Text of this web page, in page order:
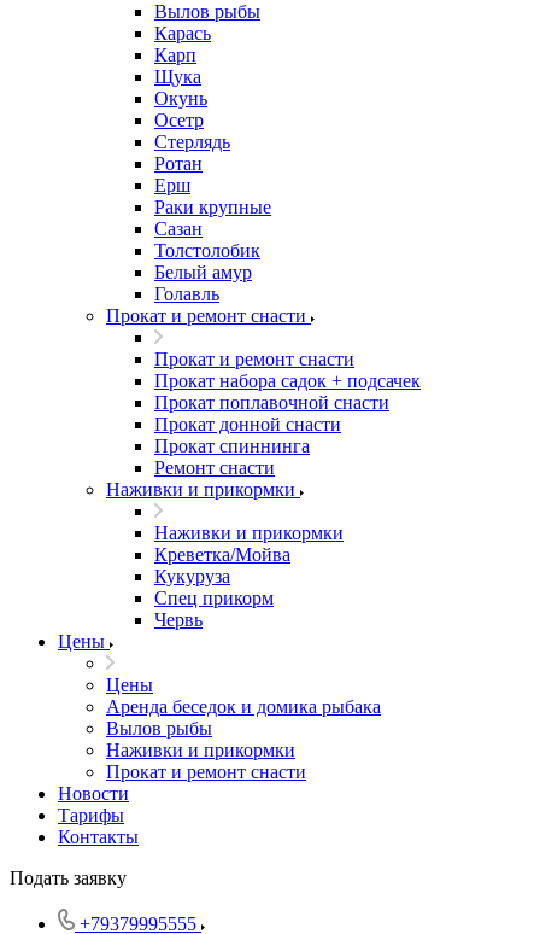
Вылов рыбы
Карась
Карп
Щука
Окунь
Осетр
Стерлядь
Ротан
Ерш
Раки крупные
Сазан
Толстолобик
Белый амур
Голавль
Прокат и ремонт снасти
Прокат и ремонт снасти
Прокат набора садок + подсачек
Прокат поплавочной снасти
Прокат донной снасти
Прокат спиннинга
Ремонт снасти
Наживки и прикормки
Наживки и прикормки
Креветка/Мойва
Кукуруза
Спец прикорм
Червь
Цены
Цены
Аренда беседок и домика рыбака
Вылов рыбы
Наживки и прикормки
Прокат и ремонт снасти
Новости
Тарифы
Контакты
Подать заявку
+79379995555